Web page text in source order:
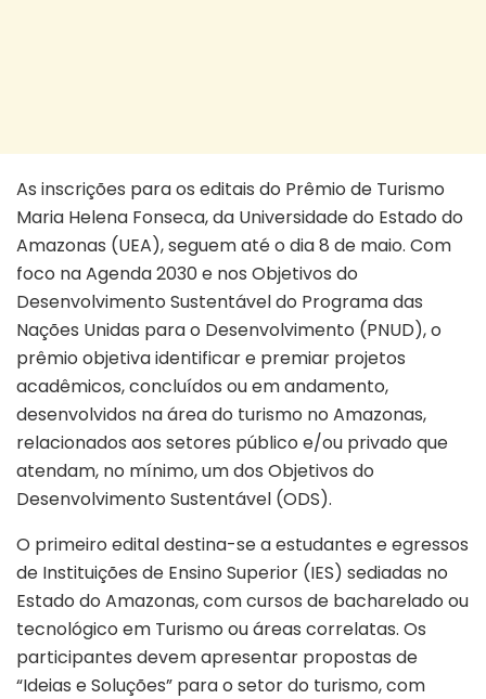
As inscrições para os editais do Prêmio de Turismo
Maria Helena Fonseca, da Universidade do Estado do
Amazonas (UEA), seguem até o dia 8 de maio. Com
foco na Agenda 2030 e nos Objetivos do
Desenvolvimento Sustentável do Programa das
Nações Unidas para o Desenvolvimento (PNUD), o
prêmio objetiva identificar e premiar projetos
acadêmicos, concluídos ou em andamento,
desenvolvidos na área do turismo no Amazonas,
relacionados aos setores público e/ou privado que
atendam, no mínimo, um dos Objetivos do
Desenvolvimento Sustentável (ODS).
O primeiro edital destina-se a estudantes e egressos
de Instituições de Ensino Superior (IES) sediadas no
Estado do Amazonas, com cursos de bacharelado ou
tecnológico em Turismo ou áreas correlatas. Os
participantes devem apresentar propostas de
“Ideias e Soluções” para o setor do turismo, com